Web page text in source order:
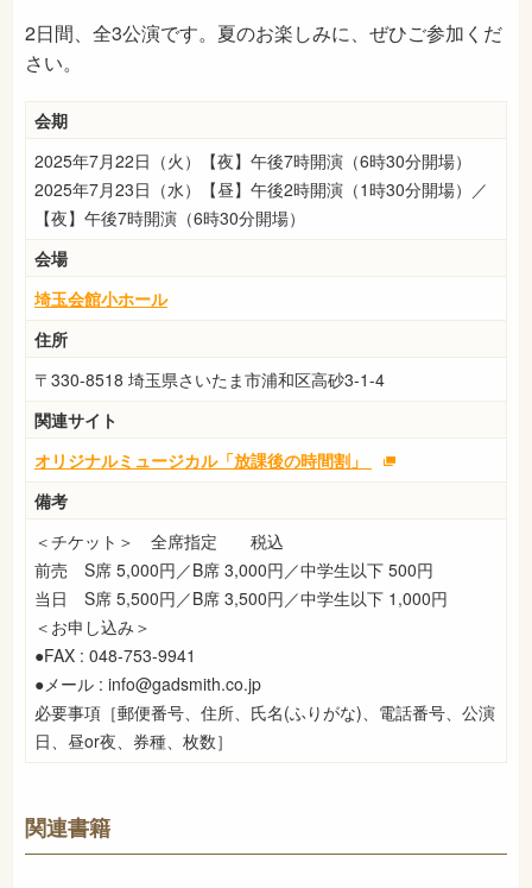
2日間、全3公演です。夏のお楽しみに、ぜひご参加くだ
さい。
会期
2025年7月22日（火）【夜】午後7時開演（6時30分開場）
2025年7月23日（水）【昼】午後2時開演（1時30分開場）／
【夜】午後7時開演（6時30分開場）
会場
埼玉会館小ホール
住所
〒330-8518 埼玉県さいたま市浦和区高砂3-1-4
関連サイト
オリジナルミュージカル「放課後の時間割」
備考
＜チケット＞ 全席指定 税込
前売 S席 5,000円／B席 3,000円／中学生以下 500円
当日 S席 5,500円／B席 3,500円／中学生以下 1,000円
＜お申し込み＞
●FAX : 048-753-9941
●メール : info@gadsmith.co.jp
必要事項［郵便番号、住所、氏名(ふりがな)、電話番号、公演
日、昼or夜、券種、枚数］
関連書籍